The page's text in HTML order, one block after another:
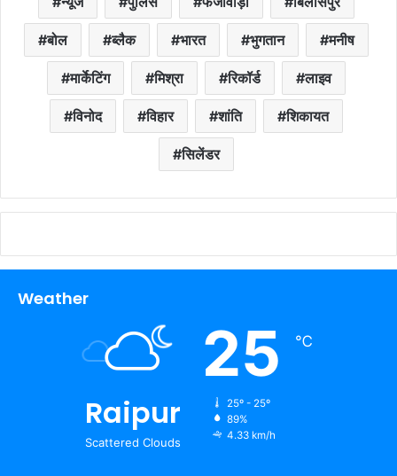
बोल ब्लैक भारत भुगतान मनीष
मार्केटिंग मिश्रा रिकॉर्ड लाइव
विनोद विहार शांति शिकायत
सिलेंडर
Weather
Raipur
Scattered Clouds
25 ℃
25º - 25º
89%
4.33 km/h